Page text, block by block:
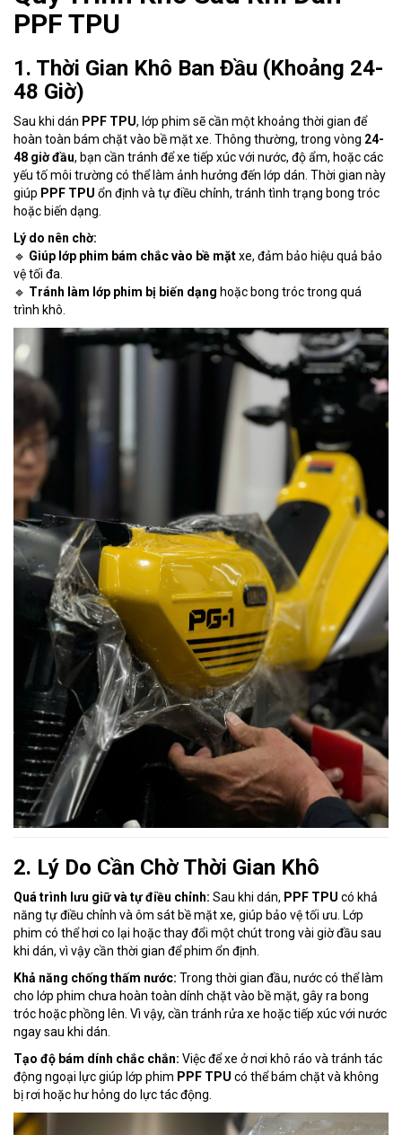
PPF TPU
1. Thời Gian Khô Ban Đầu (Khoảng 24-
48 Giờ)
Sau khi dán PPF TPU, lớp phim sẽ cần một khoảng thời gian để
hoàn toàn bám chặt vào bề mặt xe. Thông thường, trong vòng 24-
48 giờ đầu, bạn cần tránh để xe tiếp xúc với nước, độ ẩm, hoặc các
yếu tố môi trường có thể làm ảnh hưởng đến lớp dán. Thời gian này
giúp PPF TPU ổn định và tự điều chỉnh, tránh tình trạng bong tróc
hoặc biến dạng.
Lý do nên chờ:
🔹 Giúp lớp phim bám chắc vào bề mặtxe, đảm bảo hiệu quả bảo
vệ tối đa.
🔹 Tránh làm lớp phim bị biến dạng hoặc bong tróc trong quá
trình khô.
2. Lý Do Cần Chờ Thời Gian Khô
Quá trình lưu giữ và tự điều chỉnh: Sau khi dán, PPF TPU có khả
năng tự điều chỉnh và ôm sát bề mặt xe, giúp bảo vệ tối ưu. Lớp
phim có thể hơi co lại hoặc thay đổi một chút trong vài giờ đầu sau
khi dán, vì vậy cần thời gian để phim ổn định.
Khả năng chống thấm nước: Trong thời gian đầu, nước có thể làm
cho lớp phim chưa hoàn toàn dính chặt vào bề mặt, gây ra bong
tróc hoặc phồng lên. Vì vậy, cần tránh rửa xe hoặc tiếp xúc với nước
ngay sau khi dán.
Tạo độ bám dính chắc chắn: Việc để xe ở nơi khô ráo và tránh tác
động ngoại lực giúp lớp phim PPF TPU có thể bám chặt và không
bị rơi hoặc hư hỏng do lực tác động.